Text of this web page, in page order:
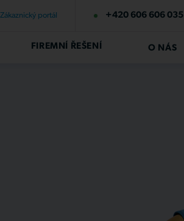
Zákaznický portál +420 606 606 035
FIREMNÍ ŘEŠENÍ O NÁS